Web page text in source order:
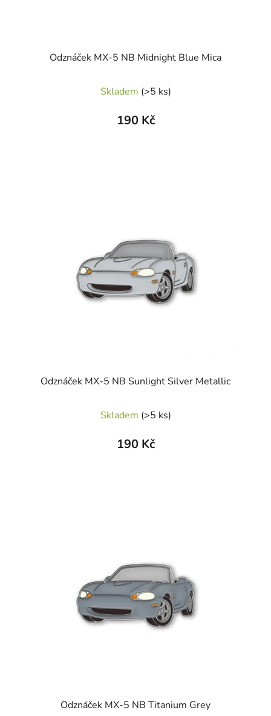
Odznáček MX-5 NB Midnight Blue Mica
Skladem (>5 ks)
190 Kč
Odznáček MX-5 NB Sunlight Silver Metallic
Skladem (>5 ks)
190 Kč
Odznáček MX-5 NB Titanium Grey